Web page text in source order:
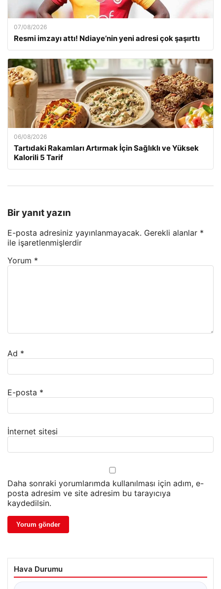
07/08/2026
Resmi imzayı attı! Ndiaye’nin yeni adresi çok şaşırttı
06/08/2026
Tartıdaki Rakamları Artırmak İçin Sağlıklı ve Yüksek
Kalorili 5 Tarif
Bir yanıt yazın
E-posta adresiniz yayınlanmayacak. Gerekli alanlar *
ile işaretlenmişlerdir
Yorum *
Ad *
E-posta *
İnternet sitesi
Daha sonraki yorumlarımda kullanılması için adım, e-
posta adresim ve site adresim bu tarayıcıya
kaydedilsin.
Hava Durumu